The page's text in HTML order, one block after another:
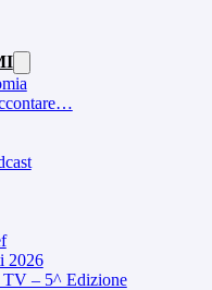
2026
TV – 5^ Edizione